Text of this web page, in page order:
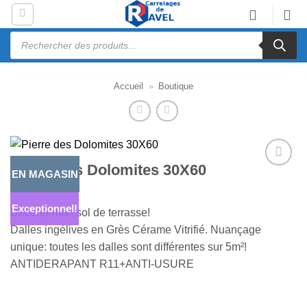
Passer
contenu
Recherche
Accueil » Boutique
EN MAGASIN
Exceptionnel!
Pierre des Dolomites 30X60
Décorer mon sol de terrasse!
Dalles ingélives en Grès Cérame Vitrifié. Nuançage
unique: toutes les dalles sont différentes sur 5m²!
ANTIDERAPANT R11+ANTI-USURE